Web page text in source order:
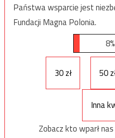
Państwa wsparcie jest
Fundacji Magna Polonia.
8%
30 zł 50
Inna
Zobacz kto wparł